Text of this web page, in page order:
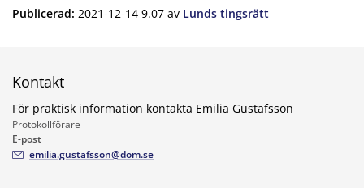
Publicerad: 2021-12-14 9.07 av Lunds tingsrätt
Kontakt
För praktisk information kontakta Emilia Gustafsson
Protokollförare
E-post
emilia.gustafsson@dom.se